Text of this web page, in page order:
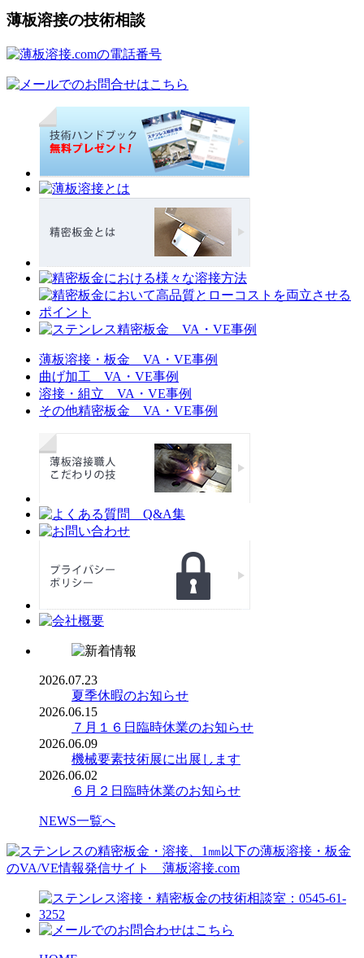
薄板溶接の技術相談
薄板溶接・板金 VA・VE事例
曲げ加工 VA・VE事例
溶接・組立 VA・VE事例
その他精密板金 VA・VE事例
2026.07.23
夏季休暇のお知らせ
2026.06.15
７月１６日臨時休業のお知らせ
2026.06.09
機械要素技術展に出展します
2026.06.02
６月２日臨時休業のお知らせ
NEWS一覧へ